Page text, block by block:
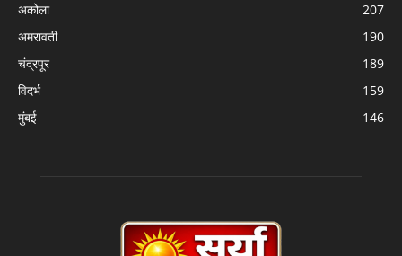
अकोला
207
अमरावती
190
चंद्रपूर
189
विदर्भ
159
मुंबई
146